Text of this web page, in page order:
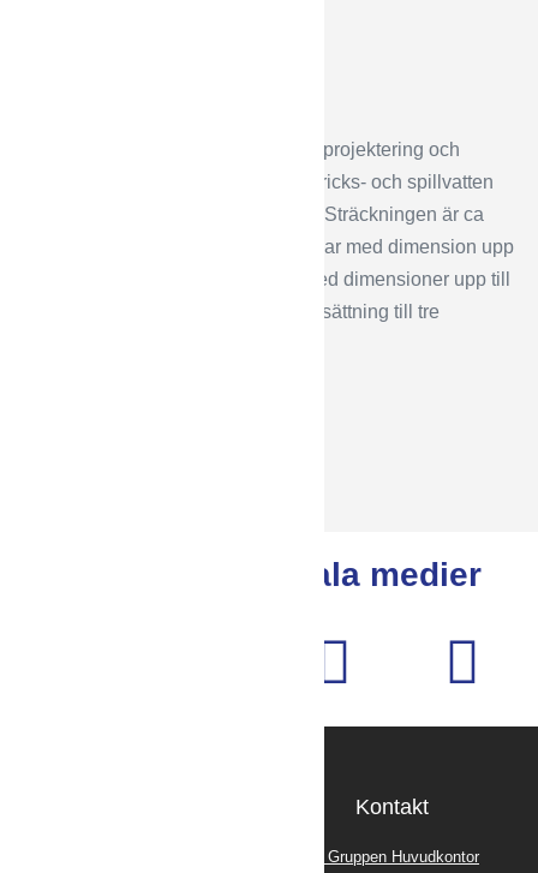
Projektet omfattade dimensionering, projektering och
nyanläggning av tryckledningar för dricks- och spillvatten
längs Lars Ols väg i Höörs kommun. Sträckningen är ca
300m och består dricksvattenledningar med dimension upp
till 63mm och spillvattenledningar med dimensioner upp till
40mm. I projektet görs även servisavsättning till tre
Följ oss på sociala medier
Kontakt
VA Gruppen Huvudkontor